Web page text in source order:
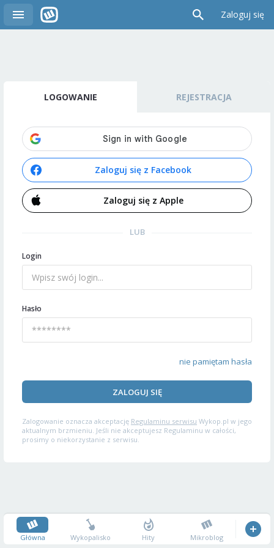
Zaloguj się
LOGOWANIE REJESTRACJA
Zaloguj się z Facebook
Zaloguj się z Apple
LUB
Login
Hasło
nie pamiętam hasła
ZALOGUJ SIĘ
Zalogowanie oznacza akceptację Regulaminu serwisu Wykop.pl w jego
aktualnym brzmieniu. Jeśli nie akceptujesz Regulaminu w całości,
prosimy o niekorzystanie z serwisu.
Główna Wykopalisko Hity Mikroblog